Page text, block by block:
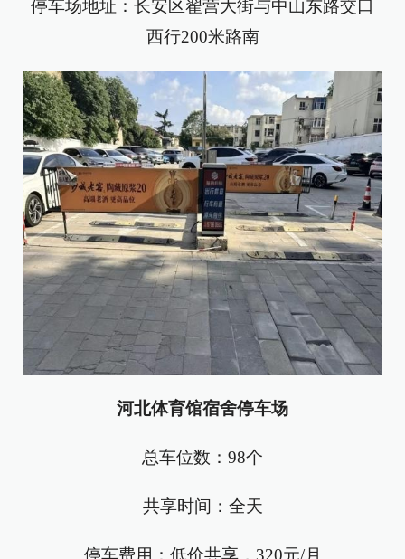
停车场地址：长安区翟营大街与中山东路交口
西行200米路南
河北体育馆宿舍停车场
总车位数：98个
共享时间：全天
停车费用：低价共享，320元/月